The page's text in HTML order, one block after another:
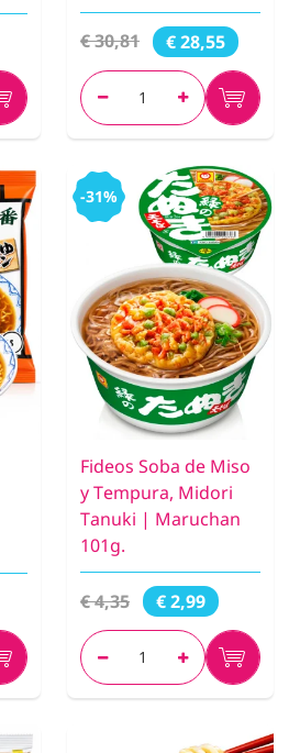
€ 30,81 € 28,55
-31%
Fideos Soba de Miso
y Tempura, Midori
Tanuki | Maruchan
101g.
€ 4,35 € 2,99